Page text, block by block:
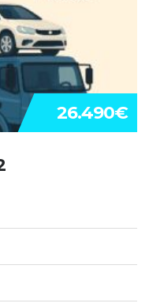
26.490€